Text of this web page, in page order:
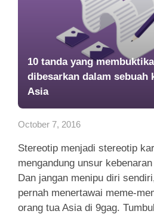
10 tanda yang
dibesarkan dalam sebuah
Asia
October 7, 2016
Stereotip menjadi stereotip
mengandung unsur
Dan jangan menipu diri
pernah menertawai meme-
orang tua Asia di 9gag.